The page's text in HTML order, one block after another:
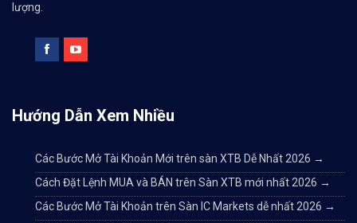
lượng.
Hướng Dẫn Xem Nhiều
Các Bước Mở Tài Khoản Mới trên sàn XTB Dễ Nhất 2026 →
Cách Đặt Lệnh MUA và BÁN trên Sàn XTB mới nhất 2026 →
Các Bước Mở Tài Khoản trên Sàn IC Markets dễ nhất 2026 →